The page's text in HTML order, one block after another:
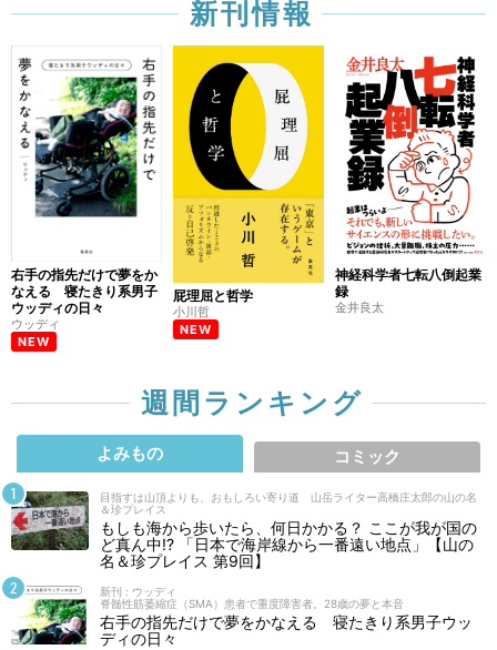
新刊情報
右手の指先だけで夢をか
なえる 寝たきり系男子
ウッディの日々
ウッディ
NEW
屁理屈と哲学
小川哲
NEW
神経科学者七転八倒起業
録
金井良太
週間ランキング
よみもの コミック
目指すは山頂よりも、おもしろい寄り道 山岳ライター高橋庄太郎の山の名
＆珍プレイス
もしも海から歩いたら、何日かかる？ ここが我が国の
ど真ん中!? 「日本で海岸線から一番遠い地点」【山の
名＆珍プレイス 第9回】
新刊 : ウッディ
脊髄性筋萎縮症（SMA）患者で重度障害者。28歳の夢と本音
右手の指先だけで夢をかなえる 寝たきり系男子ウッ
ディの日々